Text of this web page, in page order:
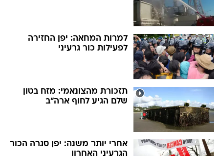
למרות המחאה: יפן החזירה
לפעילות כור גרעיני
תזכורת מהצונאמי: מזח בטון
שלם הגיע לחוף ארה"ב
אחרי יותר משנה: יפן סגרה הכור
הגרעיני האחרון